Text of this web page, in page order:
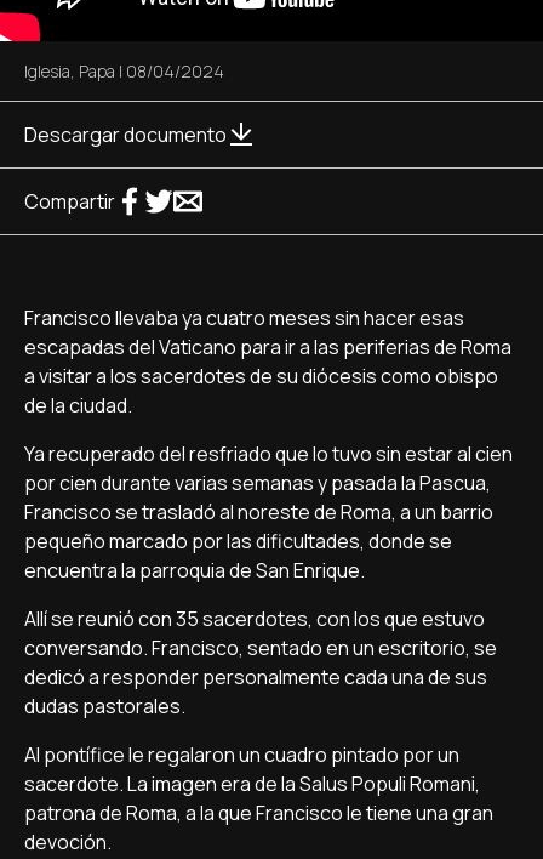
Iglesia, Papa | 08/04/2024
Descargar documento
Compartir
Francisco llevaba ya cuatro meses sin hacer esas
escapadas del Vaticano para ir a las periferias de Roma
a visitar a los sacerdotes de su diócesis como obispo
de la ciudad.
Ya recuperado del resfriado que lo tuvo sin estar al cien
por cien durante varias semanas y pasada la Pascua,
Francisco se trasladó al noreste de Roma, a un barrio
pequeño marcado por las dificultades, donde se
encuentra la parroquia de San Enrique.
Allí se reunió con 35 sacerdotes, con los que estuvo
conversando. Francisco, sentado en un escritorio, se
dedicó a responder personalmente cada una de sus
dudas pastorales.
Al pontífice le regalaron un cuadro pintado por un
sacerdote. La imagen era de la Salus Populi Romani,
patrona de Roma, a la que Francisco le tiene una gran
devoción.